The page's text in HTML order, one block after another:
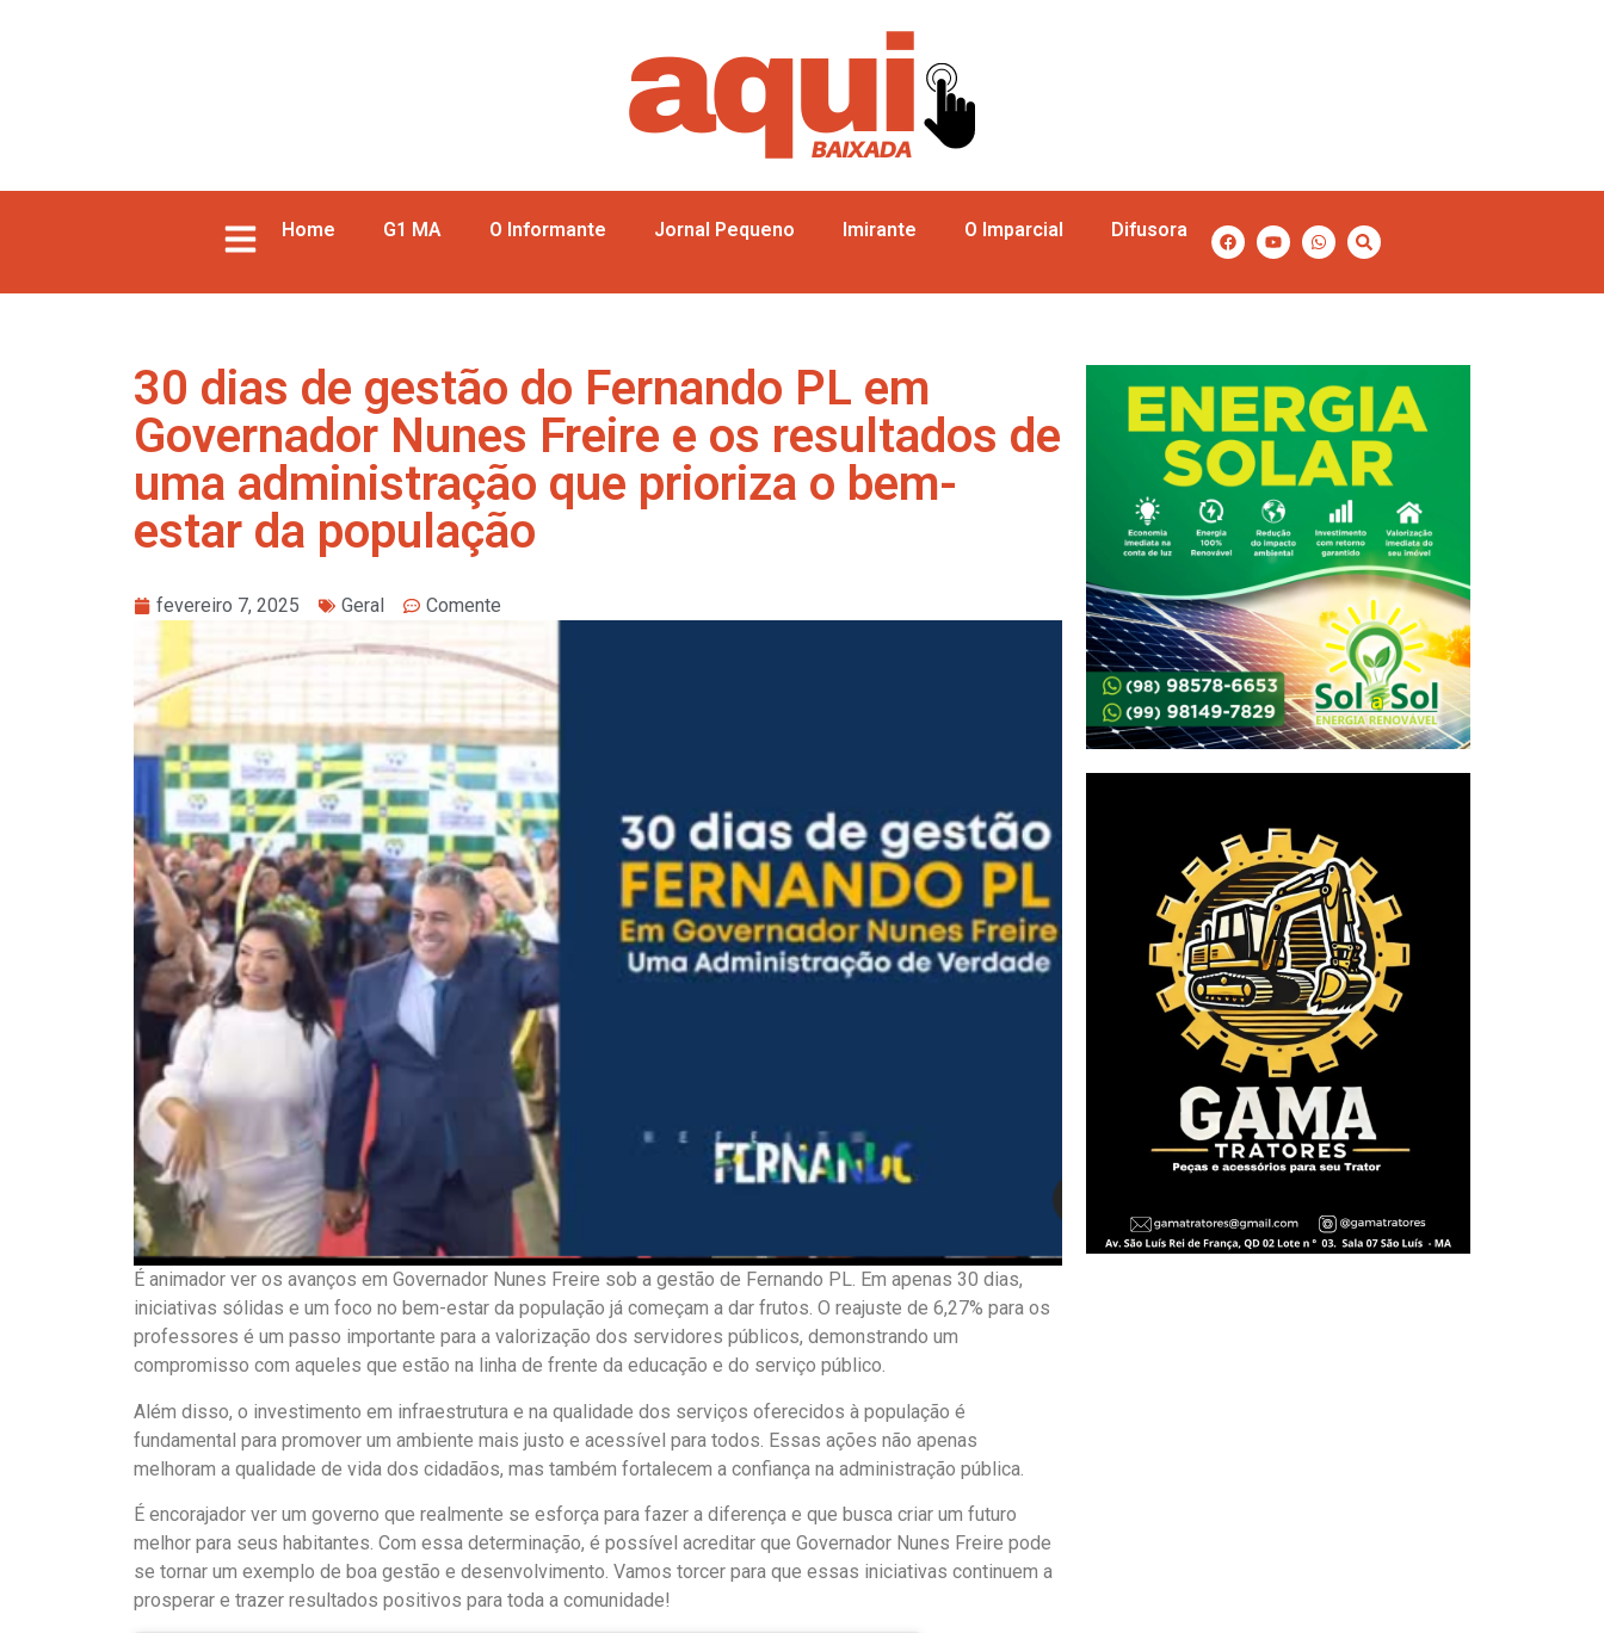
Home G1 MA O Informante Jornal Pequeno Imirante O Imparcial Difusora
30 dias de gestão do Fernando PL em
Governador Nunes Freire e os resultados de
uma administração que prioriza o bem-
estar da população
fevereiro 7, 2025 Geral Comente
É animador ver os avanços em Governador Nunes Freire sob a gestão de Fernando PL. Em apenas 30 dias,
iniciativas sólidas e um foco no bem-estar da população já começam a dar frutos. O reajuste de 6,27% para os
professores é um passo importante para a valorização dos servidores públicos, demonstrando um
compromisso com aqueles que estão na linha de frente da educação e do serviço público.
Além disso, o investimento em infraestrutura e na qualidade dos serviços oferecidos à população é
fundamental para promover um ambiente mais justo e acessível para todos. Essas ações não apenas
melhoram a qualidade de vida dos cidadãos, mas também fortalecem a confiança na administração pública.
É encorajador ver um governo que realmente se esforça para fazer a diferença e que busca criar um futuro
melhor para seus habitantes. Com essa determinação, é possível acreditar que Governador Nunes Freire pode
se tornar um exemplo de boa gestão e desenvolvimento. Vamos torcer para que essas iniciativas continuem a
prosperar e trazer resultados positivos para toda a comunidade!